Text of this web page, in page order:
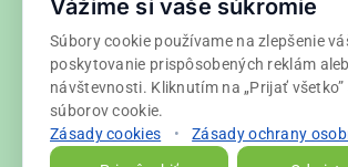
Vážime si vaše súkromie
Súbory cookie používame na zlepšenie
poskytovanie prispôsobených reklám
návštevnosti. Kliknutím na „Prijať
súborov cookie.
Zásady cookies
• Zásady ochrany